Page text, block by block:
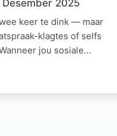
2025
keer te dink — maar
klagtes of selfs
jou sosiale…